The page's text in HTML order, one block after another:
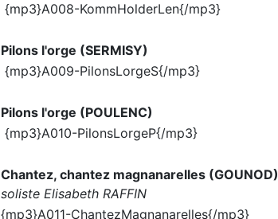
{mp3}A008-KommHolderLen{/mp3}
Pilons l'orge (SERMISY)
{mp3}A009-PilonsLorgeS{/mp3}
Pilons l'orge (POULENC)
{mp3}A010-PilonsLorgeP{/mp3}
Chantez, chantez magnanarelles (GOUNOD)
soliste Elisabeth RAFFIN
{mp3}A011-ChantezMagnanarelles{/mp3}